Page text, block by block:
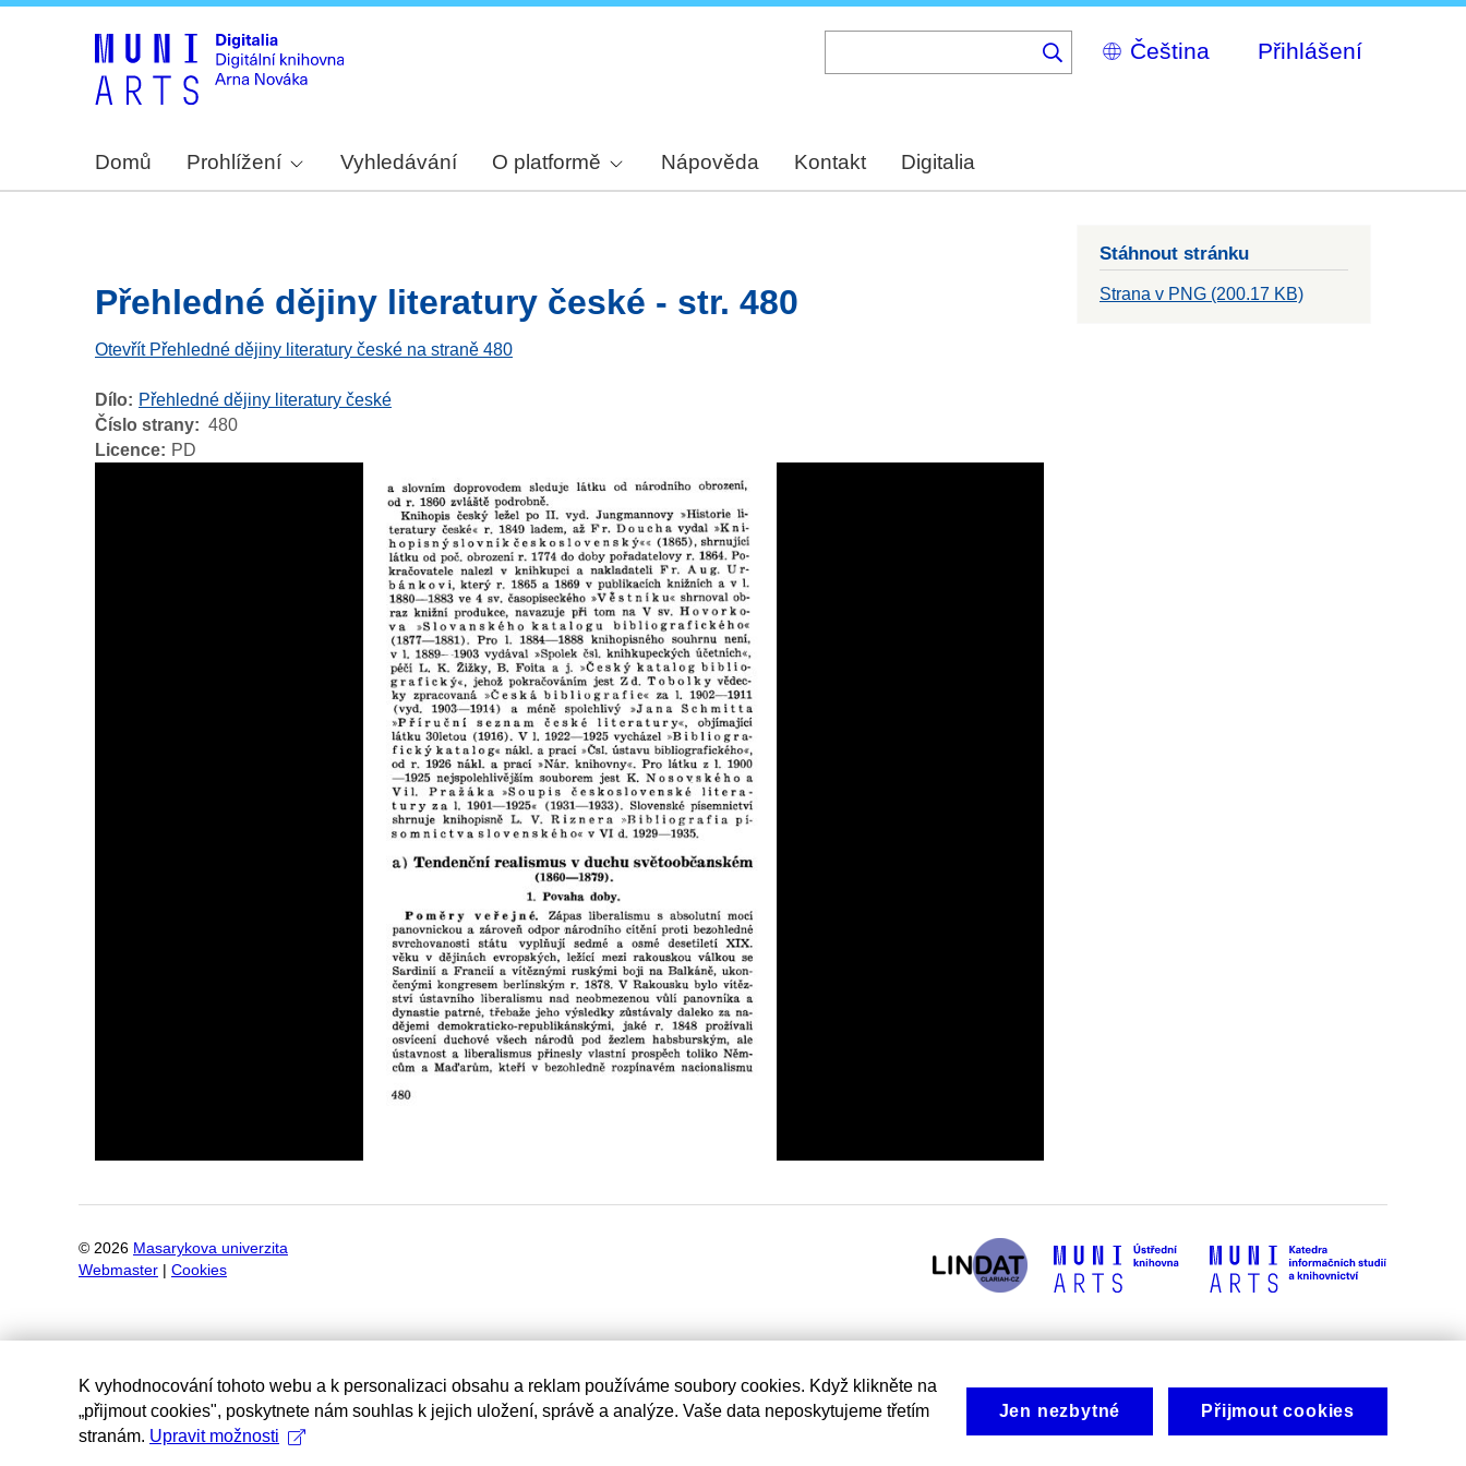
Select
your
Přihlášení
Domů Prohlížení Vyhledávání O platformě Nápověda Kontakt Digitalia
Přehledné dějiny literatury české - str. 480
Otevřít Přehledné dějiny literatury české na straně 480
Dílo
Přehledné dějiny literatury české
Číslo strany
480
Licence
PD
Stáhnout stránku
Strana v PNG (200.17 KB)
© 2026 Masarykova univerzita
Webmaster
Cookies
K vyhodnocování tohoto webu a k personalizaci obsahu a reklam používáme soubory cookies. Když klikněte na
„přijmout cookies", poskytnete nám souhlas k jejich uložení, správě a analýze. Vaše data neposkytujeme třetím
stranám. Upravit možnosti
Jen nezbytné Přijmout cookies